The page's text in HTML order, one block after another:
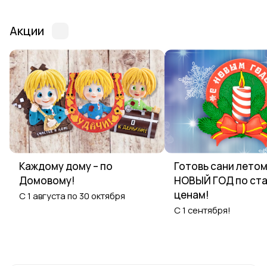
Акции
Каждому дому – по
Домовому!
С 1 августа по 30 октября
Готовь сани
НОВЫЙ ГОД по
ценам!
С 1 сентября!